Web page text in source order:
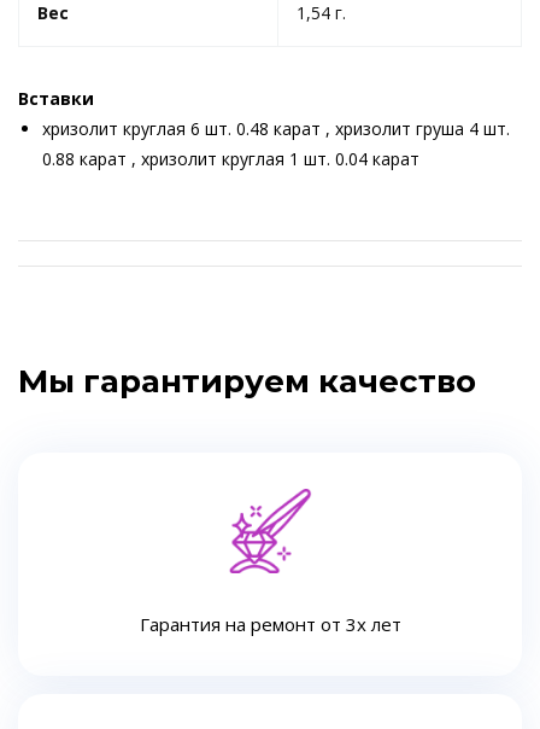
Вес 1,54 г.
Вставки
хризолит круглая 6 шт. 0.48 карат , хризолит груша 4 шт.
0.88 карат , хризолит круглая 1 шт. 0.04 карат
Мы гарантируем качество
Гарантия на ремонт от 3х лет